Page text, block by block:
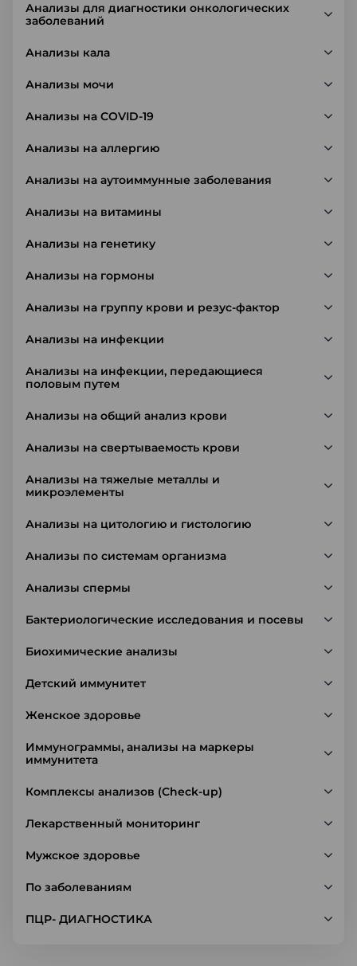
Анализы для диагностики онкологических
заболеваний
Анализы кала
Анализы мочи
Анализы на COVID-19
Анализы на аллергию
Анализы на аутоиммунные заболевания
Анализы на витамины
Анализы на генетику
Анализы на гормоны
Анализы на группу крови и резус-фактор
Анализы на инфекции
Анализы на инфекции, передающиеся
половым путем
Анализы на общий анализ крови
Анализы на свертываемость крови
Анализы на тяжелые металлы и
микроэлементы
Анализы на цитологию и гистологию
Анализы по системам организма
Анализы спермы
Бактериологические исследования и посевы
Биохимические анализы
Детский иммунитет
Женское здоровье
Иммунограммы, анализы на маркеры
иммунитета
Комплексы анализов (Check-up)
Лекарственный мониторинг
Мужское здоровье
По заболеваниям
ПЦР- ДИАГНОСТИКА